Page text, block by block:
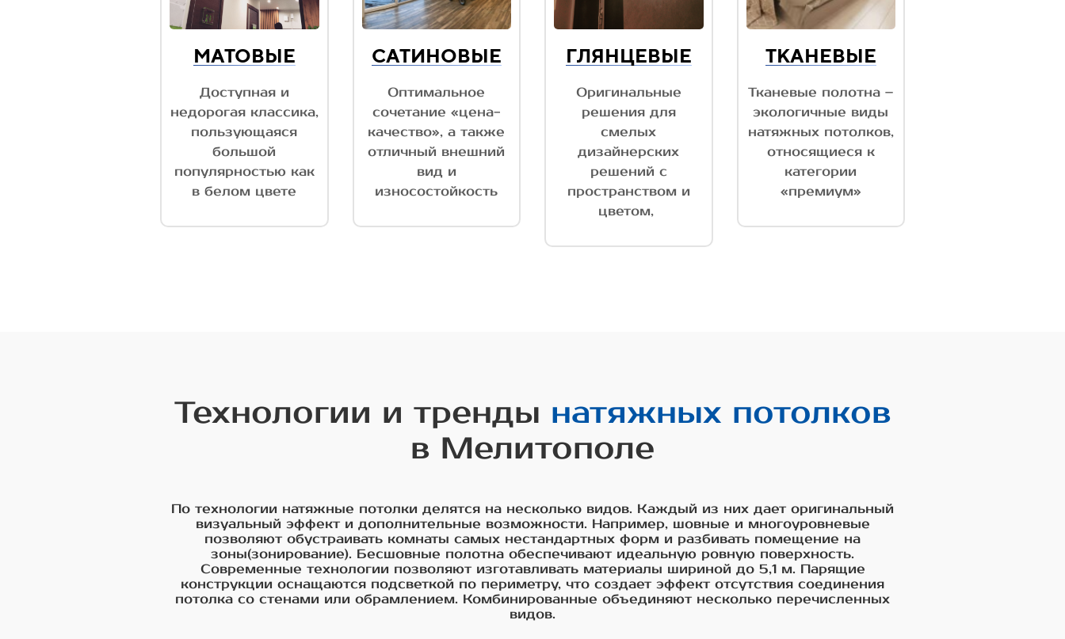
МАТОВЫЕ
Доступная и
недорогая классика,
пользующаяся
большой
популярностью как
в белом цвете
САТИНОВЫЕ
Оптимальное
сочетание «цена-
качество», а также
отличный внешний
вид и
износостойкость
ГЛЯНЦЕВЫЕ
Оригинальные
решения для
смелых
дизайнерских
решений с
пространством и
цветом,
ТКАНЕВЫЕ
Тканевые полотна –
экологичные виды
натяжных потолков,
относящиеся к
категории
«премиум»
Технологии и тренды натяжных потолков
в Мелитополе
По технологии натяжные потолки делятся на несколько видов. Каждый из них дает оригинальный
визуальный эффект и дополнительные возможности. Например, шовные и многоуровневые
позволяют обустраивать комнаты самых нестандартных форм и разбивать помещение на
зоны(зонирование). Бесшовные полотна обеспечивают идеальную ровную поверхность.
Современные технологии позволяют изготавливать материалы шириной до 5,1 м. Парящие
конструкции оснащаются подсветкой по периметру, что создает эффект отсутствия соединения
потолка со стенами или обрамлением. Комбинированные объединяют несколько перечисленных
видов.